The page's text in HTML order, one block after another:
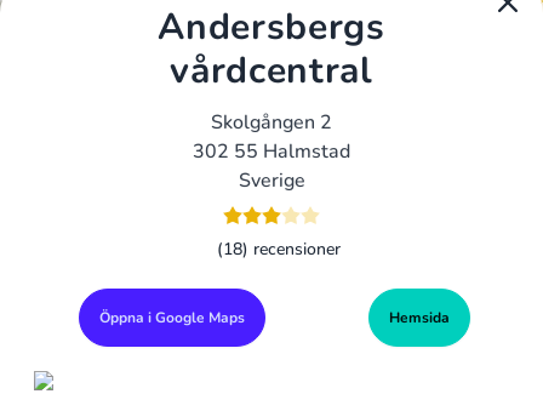
Andersbergs
vårdcentral
Skolgången 2
302 55 Halmstad
Sverige
(18) recensioner
Öppna i Google Maps Hemsida